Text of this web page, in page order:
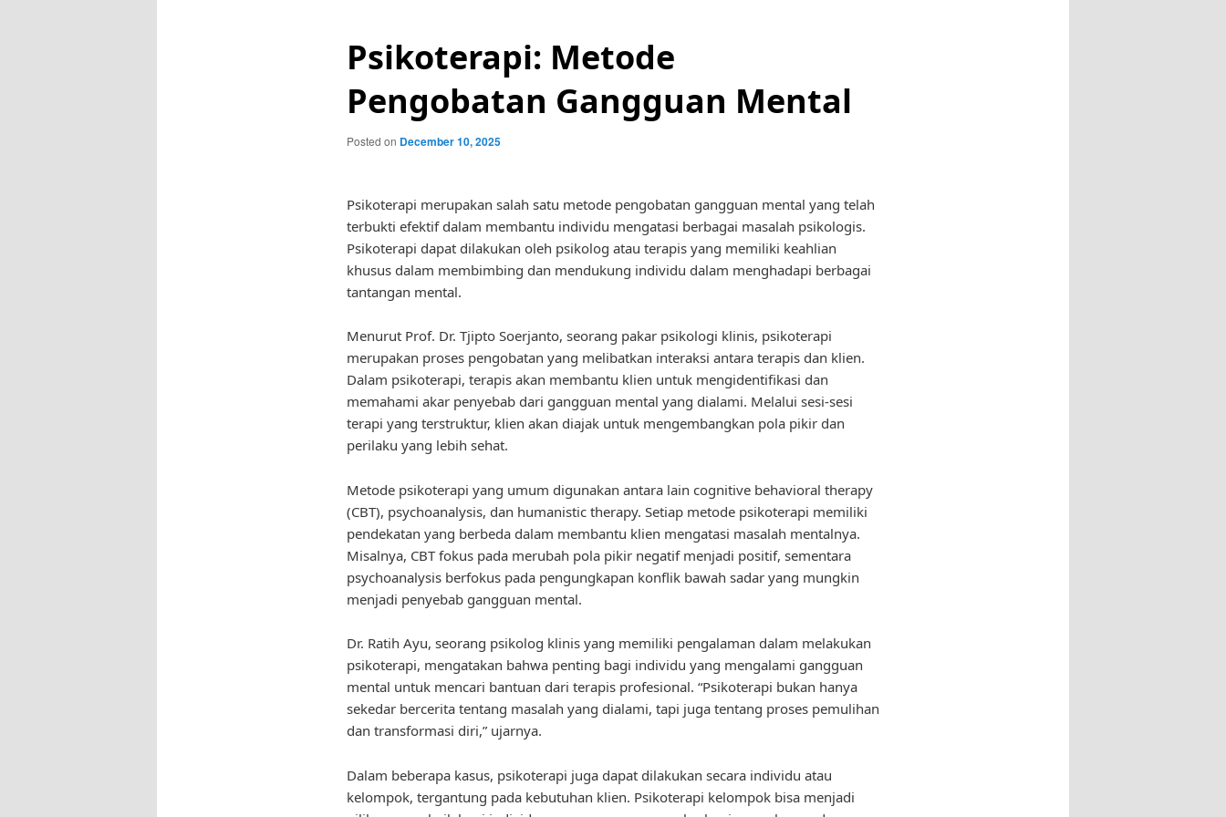
Psikoterapi: Metode
Pengobatan Gangguan Mental
Posted on December 10, 2025
Psikoterapi merupakan salah satu metode pengobatan gangguan mental yang telah
terbukti efektif dalam membantu individu mengatasi berbagai masalah psikologis.
Psikoterapi dapat dilakukan oleh psikolog atau terapis yang memiliki keahlian
khusus dalam membimbing dan mendukung individu dalam menghadapi berbagai
tantangan mental.
Menurut Prof. Dr. Tjipto Soerjanto, seorang pakar psikologi klinis, psikoterapi
merupakan proses pengobatan yang melibatkan interaksi antara terapis dan klien.
Dalam psikoterapi, terapis akan membantu klien untuk mengidentifikasi dan
memahami akar penyebab dari gangguan mental yang dialami. Melalui sesi-sesi
terapi yang terstruktur, klien akan diajak untuk mengembangkan pola pikir dan
perilaku yang lebih sehat.
Metode psikoterapi yang umum digunakan antara lain cognitive behavioral therapy
(CBT), psychoanalysis, dan humanistic therapy. Setiap metode psikoterapi memiliki
pendekatan yang berbeda dalam membantu klien mengatasi masalah mentalnya.
Misalnya, CBT fokus pada merubah pola pikir negatif menjadi positif, sementara
psychoanalysis berfokus pada pengungkapan konflik bawah sadar yang mungkin
menjadi penyebab gangguan mental.
Dr. Ratih Ayu, seorang psikolog klinis yang memiliki pengalaman dalam melakukan
psikoterapi, mengatakan bahwa penting bagi individu yang mengalami gangguan
mental untuk mencari bantuan dari terapis profesional. “Psikoterapi bukan hanya
sekedar bercerita tentang masalah yang dialami, tapi juga tentang proses pemulihan
dan transformasi diri,” ujarnya.
Dalam beberapa kasus, psikoterapi juga dapat dilakukan secara individu atau
kelompok, tergantung pada kebutuhan klien. Psikoterapi kelompok bisa menjadi